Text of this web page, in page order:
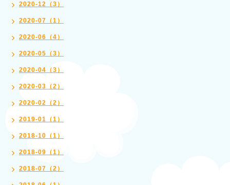
2020-12（3）
2020-07（1）
2020-06（4）
2020-05（3）
2020-04（3）
2020-03（2）
2020-02（2）
2019-01（1）
2018-10（1）
2018-09（1）
2018-07（2）